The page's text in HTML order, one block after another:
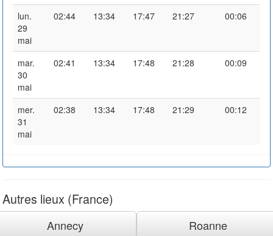
lun.
29
mai
02:44 13:34 17:47 21:27 00:06
mar.
30
mai
02:41 13:34 17:48 21:28 00:09
mer.
31
mai
02:38 13:34 17:48 21:29 00:12
Autres lieux (France)
Annecy
Roanne